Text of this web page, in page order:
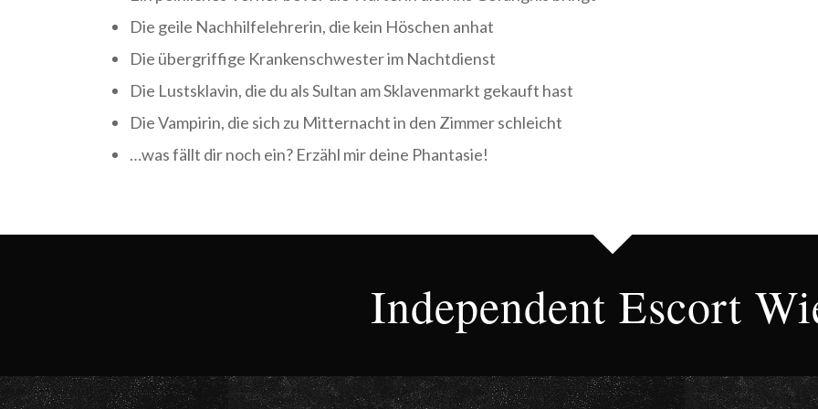
Die geile Nachhilfelehrerin, die kein Höschen anhat
Die übergriffige Krankenschwester im Nachtdienst
Die Lustsklavin, die du als Sultan am Sklavenmarkt gekauft hast
Die Vampirin, die sich zu Mitternacht in den Zimmer schleicht
…was fällt dir noch ein? Erzähl mir deine Phantasie!
Independent Escort